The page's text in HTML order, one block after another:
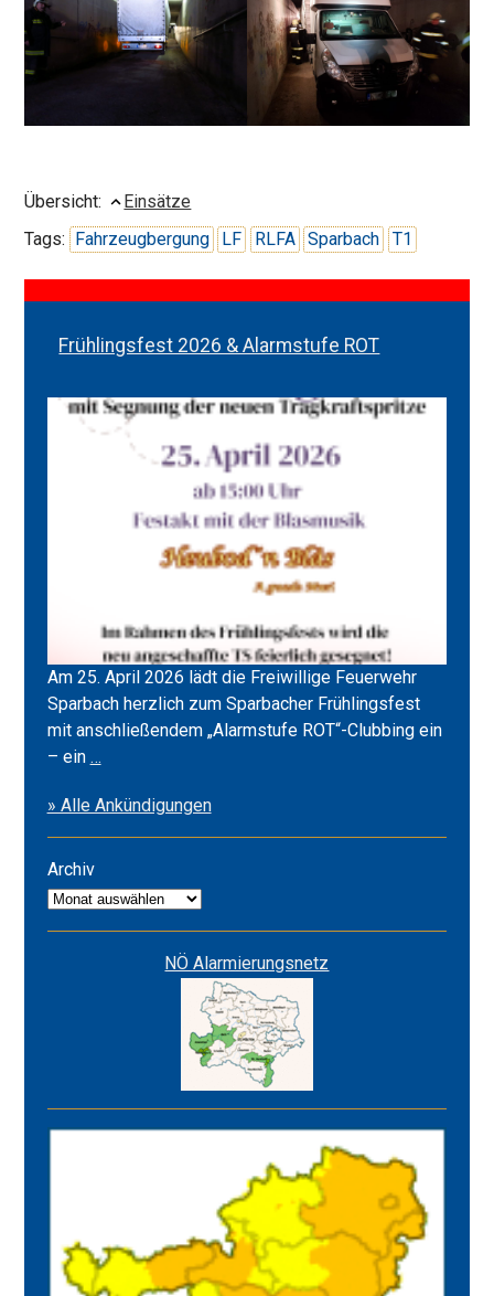
Übersicht:
Einsätze
Tags: Fahrzeugbergung LF RLFA Sparbach T1
Frühlingsfest 2026 & Alarmstufe ROT
Am 25. April 2026 lädt die Freiwillige Feuerwehr
Sparbach herzlich zum Sparbacher Frühlingsfest
mit anschließendem „Alarmstufe ROT“-Clubbing ein
– ein …
&
Alarmstufe
» Alle Ankündigungen
Archiv
Archiv
NÖ Alarmierungsnetz